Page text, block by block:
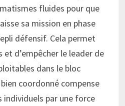
fluides pour que
sa mission en phase
défensif. Cela permet
et d’empêcher le leader de
dans le bloc
coordonné compense
individuels par une force